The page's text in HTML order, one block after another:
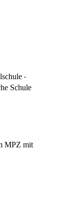
‧
Schule
MPZ mit